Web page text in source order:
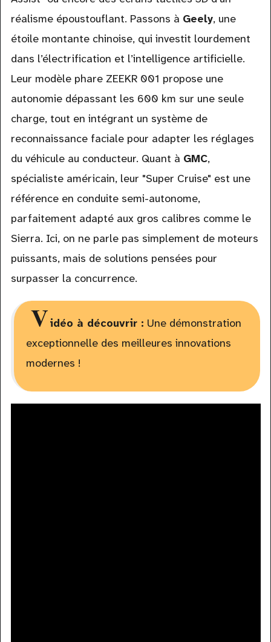
réalisme époustouflant. Passons à Geely, une
étoile montante chinoise, qui investit lourdement
dans l’électrification et l’intelligence artificielle.
Leur modèle phare ZEEKR 001 propose une
autonomie dépassant les 600 km sur une seule
charge, tout en intégrant un système de
reconnaissance faciale pour adapter les réglages
du véhicule au conducteur. Quant à GMC,
spécialiste américain, leur "Super Cruise" est une
référence en conduite semi-autonome,
parfaitement adapté aux gros calibres comme le
Sierra. Ici, on ne parle pas simplement de moteurs
puissants, mais de solutions pensées pour
surpasser la concurrence.
Vidéo à découvrir : Une démonstration
exceptionnelle des meilleures innovations
modernes !